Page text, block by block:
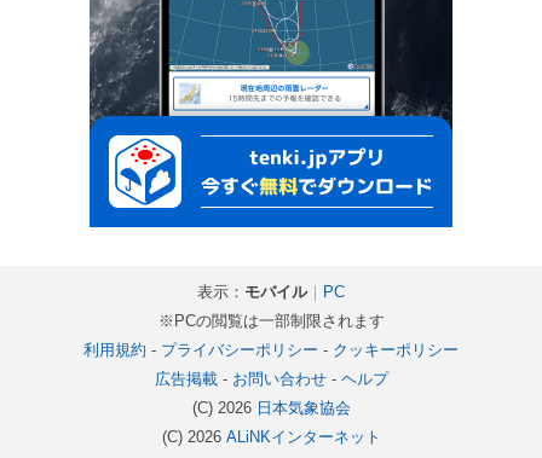
表示： モバイル｜
PC
※PCの閲覧は一部制限されます
利用規約 - プライバシーポリシー - クッキーポリシー
広告掲載- お問い合わせ- ヘルプ
(C) 2026 日本気象協会
(C) 2026 ALiNKインターネット